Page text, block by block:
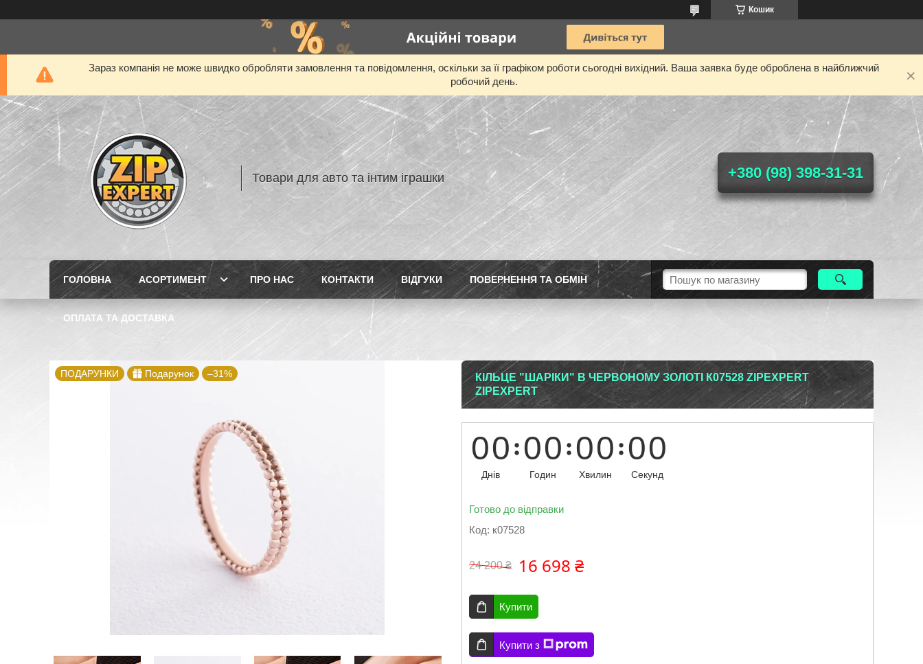
Кошик
Зараз компанія не може швидко обробляти замовлення та повідомлення, оскільки за її графіком роботи сьогодні вихідний. Ваша заявка буде оброблена в найближчий
робочий день.
Товари для авто та інтим іграшки +380 (98) 398-31-31
ГОЛОВНА АСОРТИМЕНТ ПРО НАС КОНТАКТИ ВIДГУКИ ПОВЕРНЕННЯ ТА ОБМIН
ОПЛАТА ТА ДОСТАВКА
ПОДАРУНКИ Подарунок –31%
КІЛЬЦЕ "ШАРІКИ" В ЧЕРВОНОМУ ЗОЛОТІ К07528 ZIPEXPERT
ZIPEXPERT
00
Днів
00
Годин
00
Хвилин
00
Секунд
Готово до відправки
Код: к07528
24 200 ₴ 16 698 ₴
Купити
Купити з